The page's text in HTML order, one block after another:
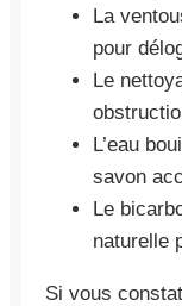
La
pour
Le
L’eau
savon
Le
naturelle
Si vous